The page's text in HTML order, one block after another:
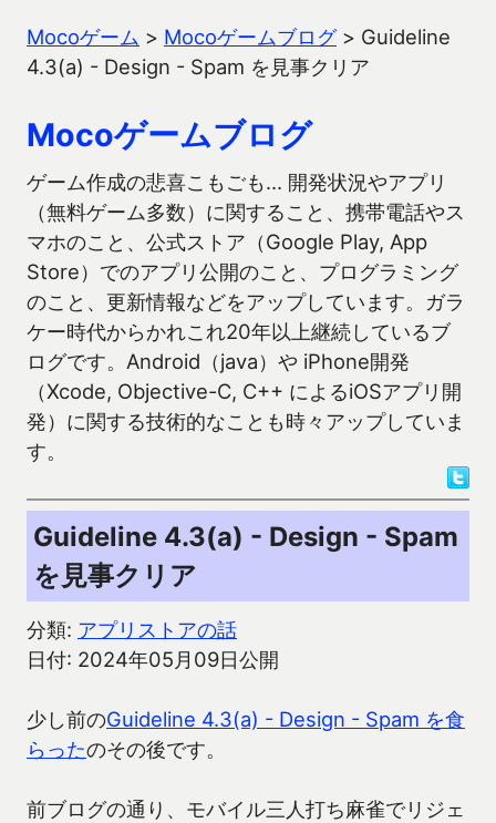
Mocoゲーム > Mocoゲームブログ> Guideline
4.3(a) - Design - Spam を見事クリア
Mocoゲームブログ
ゲーム作成の悲喜こもごも… 開発状況やアプリ
（無料ゲーム多数）に関すること、携帯電話やス
マホのこと、公式ストア（Google Play, App
Store）でのアプリ公開のこと、プログラミング
のこと、更新情報などをアップしています。ガラ
ケー時代からかれこれ20年以上継続しているブ
ログです。Android（java）や iPhone開発
（Xcode, Objective-C, C++ によるiOSアプリ開
発）に関する技術的なことも時々アップしていま
す。
Guideline 4.3(a) - Design - Spam
を見事クリア
分類: アプリストアの話
日付: 2024年05月09日公開
少し前のGuideline 4.3(a) - Design - Spam を食
らったのその後です。
前ブログの通り、モバイル三人打ち麻雀でリジェ